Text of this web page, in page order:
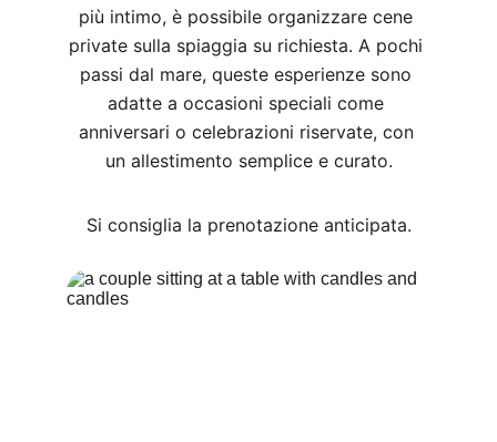
più intimo, è possibile organizzare cene
private sulla spiaggia su richiesta. A pochi
passi dal mare, queste esperienze sono
adatte a occasioni speciali come
anniversari o celebrazioni riservate, con
un allestimento semplice e curato.
Si consiglia la prenotazione anticipata.